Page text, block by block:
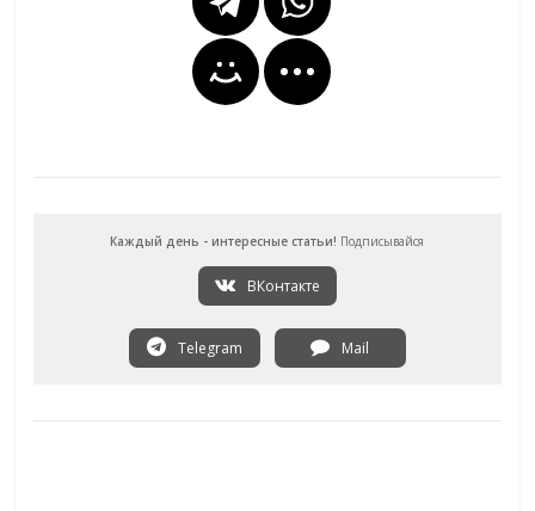
Каждый день - интересные статьи! Подписывайся
ВКонтакте
Telegram Mail